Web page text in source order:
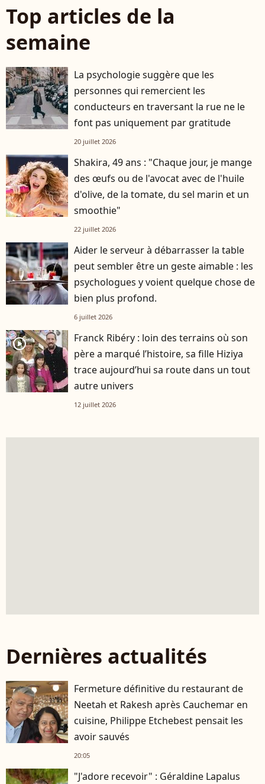
Top articles de la
semaine
La psychologie suggère que les
personnes qui remercient les
conducteurs en traversant la rue ne le
font pas uniquement par gratitude
20 juillet 2026
Shakira, 49 ans : "Chaque jour, je mange
des œufs ou de l'avocat avec de l'huile
d'olive, de la tomate, du sel marin et un
smoothie"
22 juillet 2026
Aider le serveur à débarrasser la table
peut sembler être un geste aimable : les
psychologues y voient quelque chose de
bien plus profond.
6 juillet 2026
player2
Franck Ribéry : loin des terrains où son
père a marqué l’histoire, sa fille Hiziya
trace aujourd’hui sa route dans un tout
autre univers
12 juillet 2026
Dernières actualités
Fermeture définitive du restaurant de
Neetah et Rakesh après Cauchemar en
cuisine, Philippe Etchebest pensait les
avoir sauvés
20:05
"J'adore recevoir" : Géraldine Lapalus